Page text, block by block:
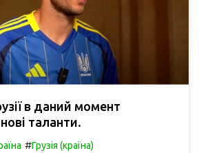
в даний момент
таланти.
#Грузія (країна)